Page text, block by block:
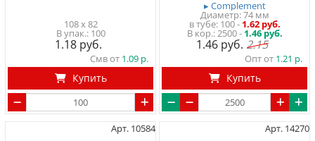
108 x 82
100
1.18
Смв от 1.09
Купить
▸ Complement
Диаметр: 74 мм
в тубе 100- 1.62 руб.
2500 - 1.46 руб.
1.46 2.15
Опт от 1.21
Купить
Арт. 10584 Арт. 14270